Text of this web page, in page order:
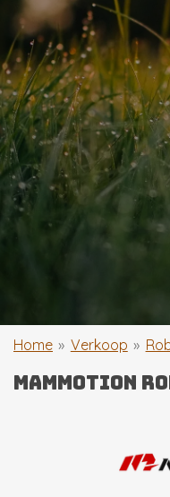
Home » Verkoop »
MAMMOTION